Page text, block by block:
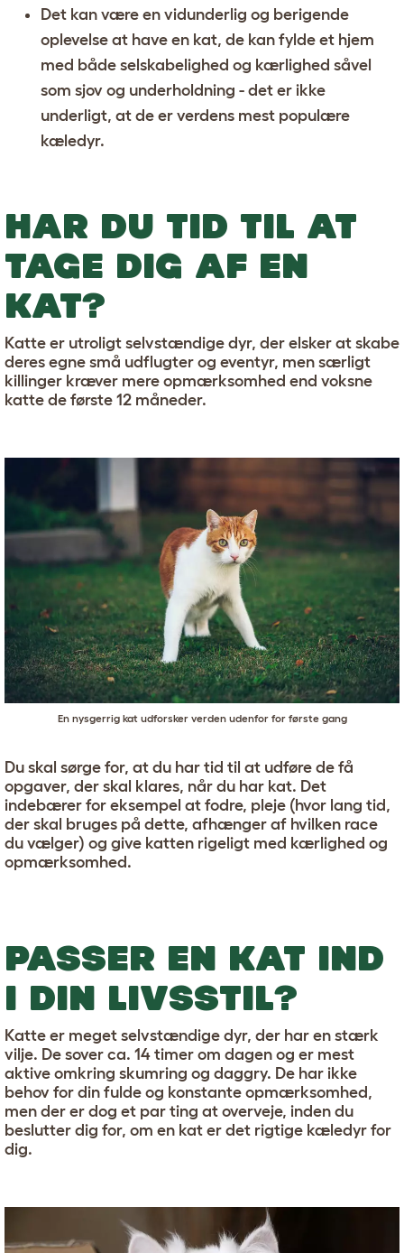
Det kan være en vidunderlig og berigende
oplevelse at have en kat, de kan fylde et hjem
med både selskabelighed og kærlighed såvel
som sjov og underholdning - det er ikke
underligt, at de er verdens mest populære
kæledyr.
HAR DU TID TIL AT
TAGE DIG AF EN
KAT?
Katte er utroligt selvstændige dyr, der elsker at skabe
deres egne små udflugter og eventyr, men særligt
killinger kræver mere opmærksomhed end voksne
katte de første 12 måneder.
En nysgerrig kat udforsker verden udenfor for første gang
Du skal sørge for, at du har tid til at udføre de få
opgaver, der skal klares, når du har kat. Det
indebærer for eksempel at fodre, pleje (hvor lang tid,
der skal bruges på dette, afhænger af hvilken race
du vælger) og give katten rigeligt med kærlighed og
opmærksomhed.
PASSER EN KAT IND
I DIN LIVSSTIL?
Katte er meget selvstændige dyr, der har en stærk
vilje. De sover ca. 14 timer om dagen og er mest
aktive omkring skumring og daggry. De har ikke
behov for din fulde og konstante opmærksomhed,
men der er dog et par ting at overveje, inden du
beslutter dig for, om en kat er det rigtige kæledyr for
dig.